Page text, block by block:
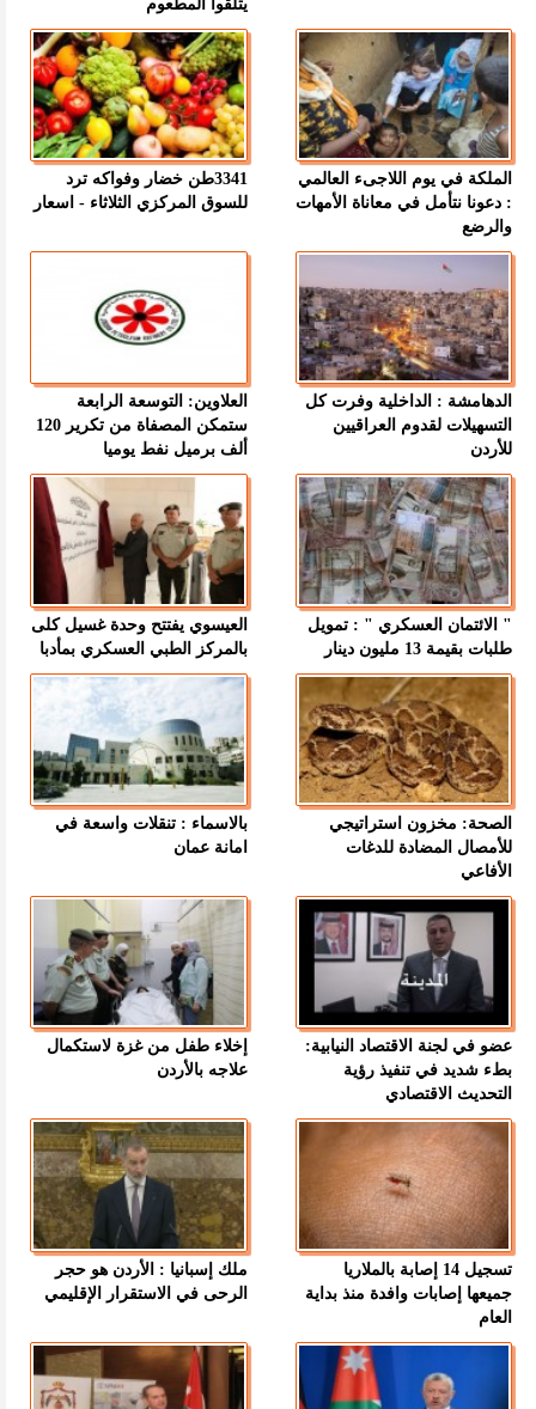
يتلقوا المطعوم
الملكة في يوم اللاجىء العالمي
: دعونا نتأمل في معاناة الأمهات
والرضع
3341طن خضار وفواكه ترد
للسوق المركزي الثلاثاء - اسعار
الدهامشة : الداخلية وفرت كل
التسهيلات لقدوم العراقيين
للأردن
العلاوين: التوسعة الرابعة
ستمكن المصفاة من تكرير 120
ألف برميل نفط يوميا
" الائتمان العسكري " : تمويل
طلبات بقيمة 13 مليون دينار
العيسوي يفتتح وحدة غسيل كلى
بالمركز الطبي العسكري بمأدبا
الصحة: مخزون استراتيجي
للأمصال المضادة للدغات
الأفاعي
بالاسماء : تنقلات واسعة في
امانة عمان
عضو في لجنة الاقتصاد النيابية:
بطء شديد في تنفيذ رؤية
التحديث الاقتصادي
إخلاء طفل من غزة لاستكمال
علاجه بالأردن
تسجيل 14 إصابة بالملاريا
جميعها إصابات وافدة منذ بداية
العام
ملك إسبانيا : الأردن هو حجر
الرحى في الاستقرار الإقليمي